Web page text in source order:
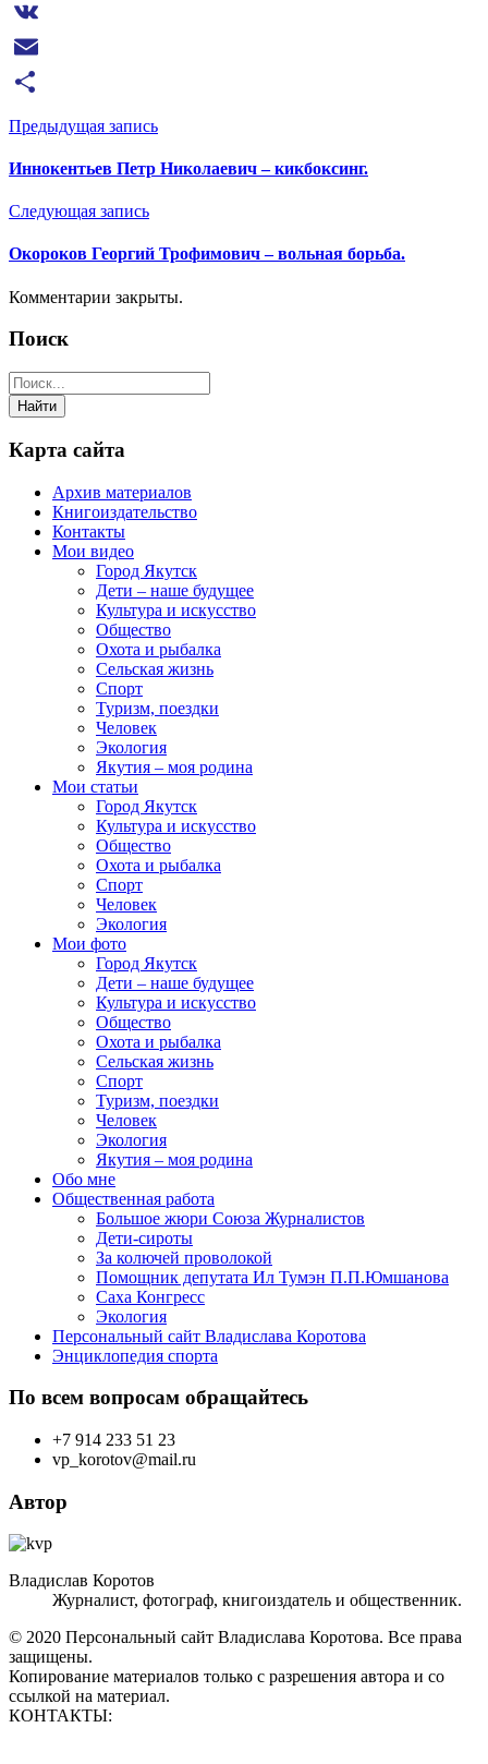
Twitter
VK
Email
Отправить
Предыдущая запись
Иннокентьев Петр Николаевич – кикбоксинг.
Следующая запись
Окороков Георгий Трофимович – вольная борьба.
Комментарии закрыты.
Поиск
Карта сайта
Архив материалов
Книгоиздательство
Контакты
Мои видео
Город Якутск
Дети – наше будущее
Культура и искусство
Общество
Охота и рыбалка
Сельская жизнь
Спорт
Туризм, поездки
Человек
Экология
Якутия – моя родина
Мои статьи
Город Якутск
Культура и искусство
Общество
Охота и рыбалка
Спорт
Человек
Экология
Мои фото
Город Якутск
Дети – наше будущее
Культура и искусство
Общество
Охота и рыбалка
Сельская жизнь
Спорт
Туризм, поездки
Человек
Экология
Якутия – моя родина
Обо мне
Общественная работа
Большое жюри Союза Журналистов
Дети-сироты
За колючей проволокой
Помощник депутата Ил Тумэн П.П.Юмшанова
Саха Конгресс
Экология
Персональный сайт Владислава Коротова
Энциклопедия спорта
По всем вопросам обращайтесь
+7 914 233 51 23
vp_korotov@mail.ru
Автор
Владислав Коротов
Журналист, фотограф, книгоиздатель и общественник.
© 2020 Персональный сайт Владислава Коротова. Все права
защищены.
Копирование материалов только с разрешения автора и со
ссылкой на материал.
КОНТАКТЫ: